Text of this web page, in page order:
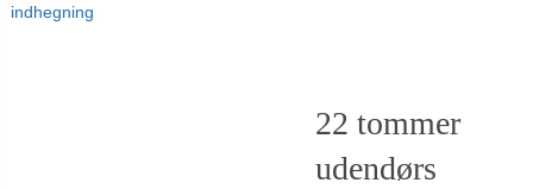
indhegning
22 tommer
udendørs